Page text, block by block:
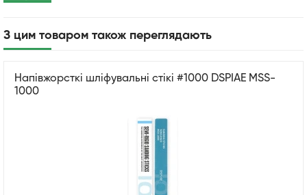
З цим товаром також переглядають
Напівжорсткі шліфувальні стікі #1000 DSPIAE MSS-
1000